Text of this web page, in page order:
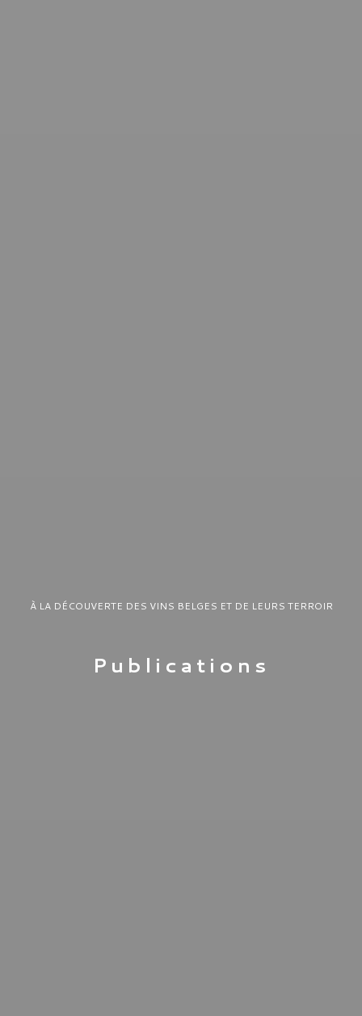
À LA DÉCOUVERTE DES VINS BELGES ET DE LEURS TERROIR
Publications